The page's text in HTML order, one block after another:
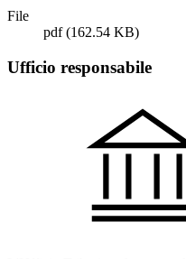
File
pdf(162.54 KB)
Ufficio responsabile